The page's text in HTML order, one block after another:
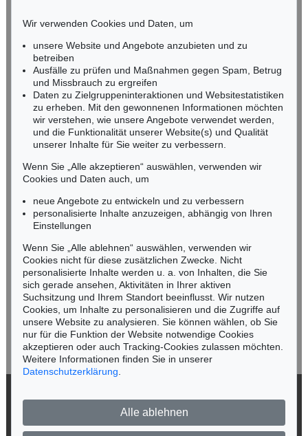
Lippen
, 2005
Ergebnis:€ 18.125
Auktion 416 - Lot 860
CORNELIUS VÖLKER
Raucher VI, 2001
Ergebnis:€ 17.500
Auktion 420 - Lot 1006
RHEINLAND-PFALZ
Miriam Heß
Tel.: +49 (0)62 21 58 80-038
Fax: +49 (0)62 21 58 80-595
infoheidelberg@kettererkunst.de
NORDDEUTSCHLAND
Nico Kassel, M.A.
Tel.: +49 (0)89 55244-164
Mobil: +49 (0)171 8618661
n.kassel@kettererkunst.de
Keine Auktion mehr verpassen!
Wir informieren Sie rechtzeitig.
Jetzt zum Newsletter anmelden >
Impressum
Wir verwenden Cookies und Daten, um
unsere Website und Angebote anzubieten und zu
betreiben
Ausfälle zu prüfen und Maßnahmen gegen Spam, Betrug
und Missbrauch zu ergreifen
Daten zu Zielgruppeninteraktionen und Websitestatistiken
zu erheben. Mit den gewonnenen Informationen möchten
wir verstehen, wie unsere Angebote verwendet werden,
und die Funktionalität unserer Website(s) und Qualität
unserer Inhalte für Sie weiter zu verbessern.
Wenn Sie „Alle akzeptieren“ auswählen, verwenden wir
Cookies und Daten auch, um
neue Angebote zu entwickeln und zu verbessern
personalisierte Inhalte anzuzeigen, abhängig von Ihren
Einstellungen
Wenn Sie „Alle ablehnen“ auswählen, verwenden wir
Cookies nicht für diese zusätzlichen Zwecke. Nicht
personalisierte Inhalte werden u. a. von Inhalten, die Sie
sich gerade ansehen, Aktivitäten in Ihrer aktiven
Suchsitzung und Ihrem Standort beeinflusst. Wir nutzen
Cookies, um Inhalte zu personalisieren und die Zugriffe auf
unsere Website zu analysieren. Sie können wählen, ob Sie
nur für die Funktion der Website notwendige Cookies
akzeptieren oder auch Tracking-Cookies zulassen möchten.
Weitere Informationen finden Sie in unserer
Datenschutzerklärung
Alle ablehnen